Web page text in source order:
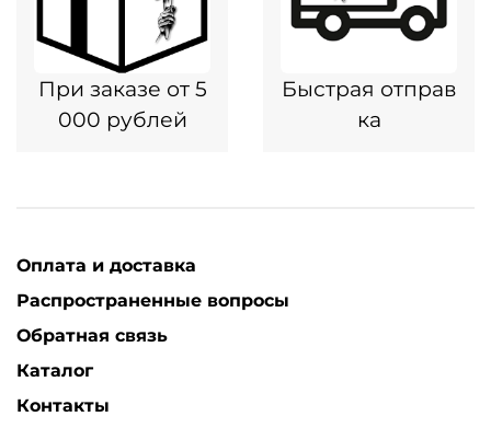
При заказе от 5
000 рублей
Быстрая отправ
ка
Оплата и доставка
Распространенные вопросы
Обратная связь
Каталог
Контакты